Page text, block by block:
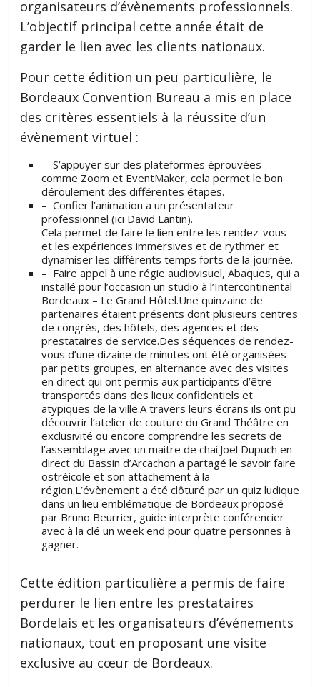
organisateurs d’évènements professionnels.
L’objectif principal cette année était de
garder le lien avec les clients nationaux.
Pour cette édition un peu particulière, le
Bordeaux Convention Bureau a mis en place
des critères essentiels à la réussite d’un
évènement virtuel :
– S’appuyer sur des plateformes éprouvées
comme Zoom et EventMaker, cela permet le bon
déroulement des différentes étapes.
– Confier l’animation a un présentateur
professionnel (ici David Lantin).
Cela permet de faire le lien entre les rendez-vous
et les expériences immersives et de rythmer et
dynamiser les différents temps forts de la journée.
– Faire appel à une régie audiovisuel, Abaques, qui a
installé pour l’occasion un studio à l’Intercontinental
Bordeaux – Le Grand Hôtel.Une quinzaine de
partenaires étaient présents dont plusieurs centres
de congrès, des hôtels, des agences et des
prestataires de service.Des séquences de rendez-
vous d’une dizaine de minutes ont été organisées
par petits groupes, en alternance avec des visites
en direct qui ont permis aux participants d’être
transportés dans des lieux confidentiels et
atypiques de la ville.A travers leurs écrans ils ont pu
découvrir l’atelier de couture du Grand Théâtre en
exclusivité ou encore comprendre les secrets de
l’assemblage avec un maitre de chai.Joel Dupuch en
direct du Bassin d’Arcachon a partagé le savoir faire
ostréicole et son attachement à la
région.L’évènement a été clôturé par un quiz ludique
dans un lieu emblématique de Bordeaux proposé
par Bruno Beurrier, guide interprète conférencier
avec à la clé un week end pour quatre personnes à
gagner.
Cette édition particulière a permis de faire
perdurer le lien entre les prestataires
Bordelais et les organisateurs d’événements
nationaux, tout en proposant une visite
exclusive au cœur de Bordeaux.